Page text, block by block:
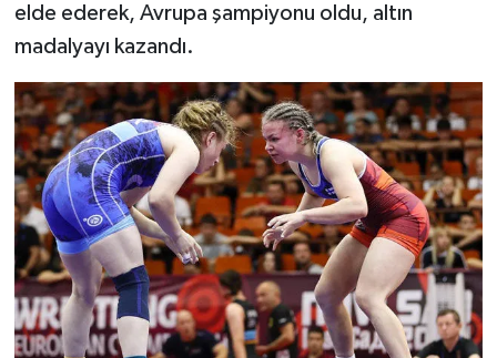
elde ederek, Avrupa şampiyonu oldu, altın
madalyayı kazandı.